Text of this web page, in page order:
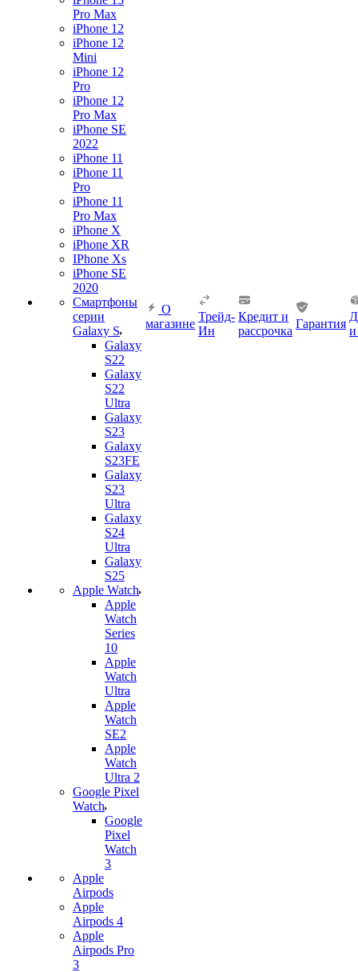
Pro Max
iPhone 12
iPhone 12
Mini
iPhone 12
Pro
iPhone 12
Pro Max
iPhone SE
2022
iPhone 11
iPhone 11
Pro
iPhone 11
Pro Max
iPhone X
iPhone XR
IPhone Xs
iPhone SE
2020
Смартфоны
серии
Galaxy S
Galaxy
S22
Galaxy
S22
Ultra
Galaxy
S23
Galaxy
S23FE
Galaxy
S23
Ultra
Galaxy
S24
Ultra
Galaxy
S25
Apple Watch
Apple
Watch
Series
10
Apple
Watch
Ultra
Apple
Watch
SE2
Apple
Watch
Ultra 2
Google Pixel
Watch
Google
Pixel
Watch
3
Apple
Airpods
Apple
Airpods 4
Apple
Airpods Pro
3
О
магазине
Трейд-
Ин
Кредит и
рассрочка
Гарантия
и